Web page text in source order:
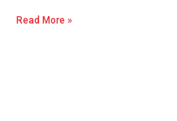
Read More »